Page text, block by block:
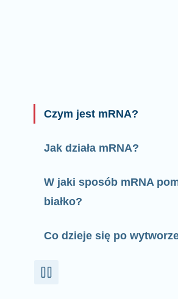
Czym jest mRNA?
Jak działa mRNA?
W jaki sposób mRNA
białko?
Co dzieje się po